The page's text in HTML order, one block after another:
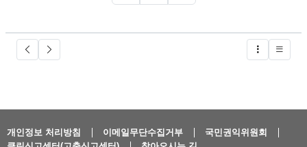
SNS 공유
신고 차단
글버튼
개인정보 처리방침 이메일무단수집거부
국민권익위원회